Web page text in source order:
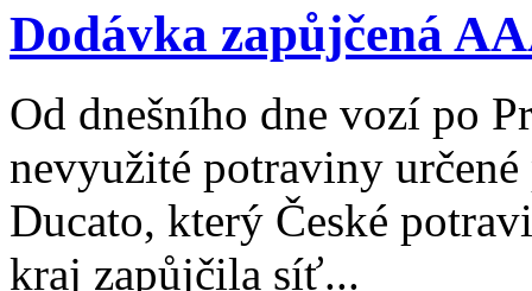
Dodávka zapůjčená
Od dnešního dne vozí po
nevyužité potraviny
Ducato, který České
kraj zapůjčila síť...